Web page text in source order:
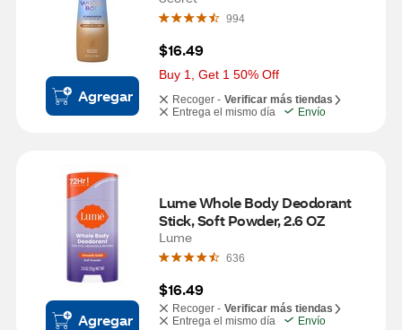
Agregar
994
$16.49
Buy 1, Get 1 50% Off
Recoger - Verificar más tiendas
Entrega el mismo día
Envío
Agregar
Lume Whole Body Deodorant
Stick, Soft Powder, 2.6 OZ
Lume
636
$16.49
Recoger - Verificar más tiendas
Entrega el mismo día
Envío